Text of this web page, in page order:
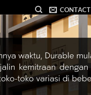
CONTACT